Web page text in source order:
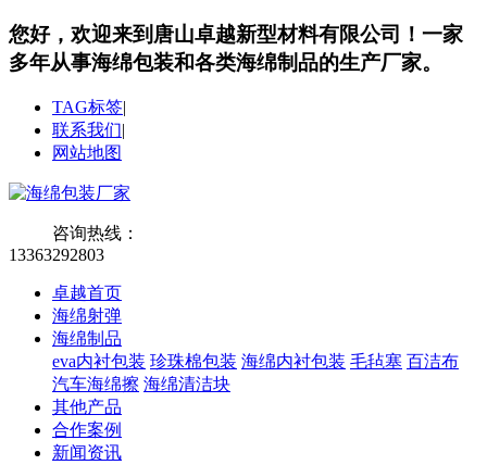
您好，欢迎来到唐山卓越新型材料有限公司！ 一家
多年从事海绵包装和各类海绵制品的生产厂家。
TAG标签|
联系我们|
网站地图
咨询热线：
13363292803
卓越首页
海绵射弹
海绵制品
eva内衬包装 珍珠棉包装 海绵内衬包装 毛毡塞 百洁布
汽车海绵擦 海绵清洁块
其他产品
合作案例
新闻资讯